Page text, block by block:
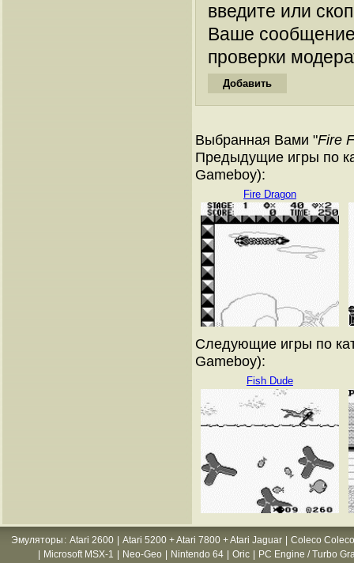
введите или
Ваше
проверки
Выбранная Вами "Fire
Предыдущие игры по
Gameboy):
Fire Dragon
Следующие игры по
Gameboy):
Fish Dude
Эмуляторы : Atari 2600 Atari 5200 + Atari 7800 + Atari Jaguar
Coleco
Microsoft MSX-1 Neo-Geo Nintendo 64 Oric PC Engine / Turbo